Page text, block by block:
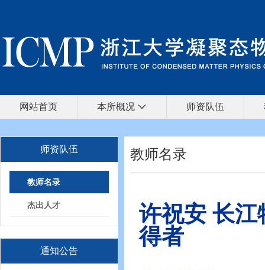
网站首页 本所概况 师资队伍
师资队伍
教师名录
杰出人才
通知公告
教师名录
许祝安 长江
得者